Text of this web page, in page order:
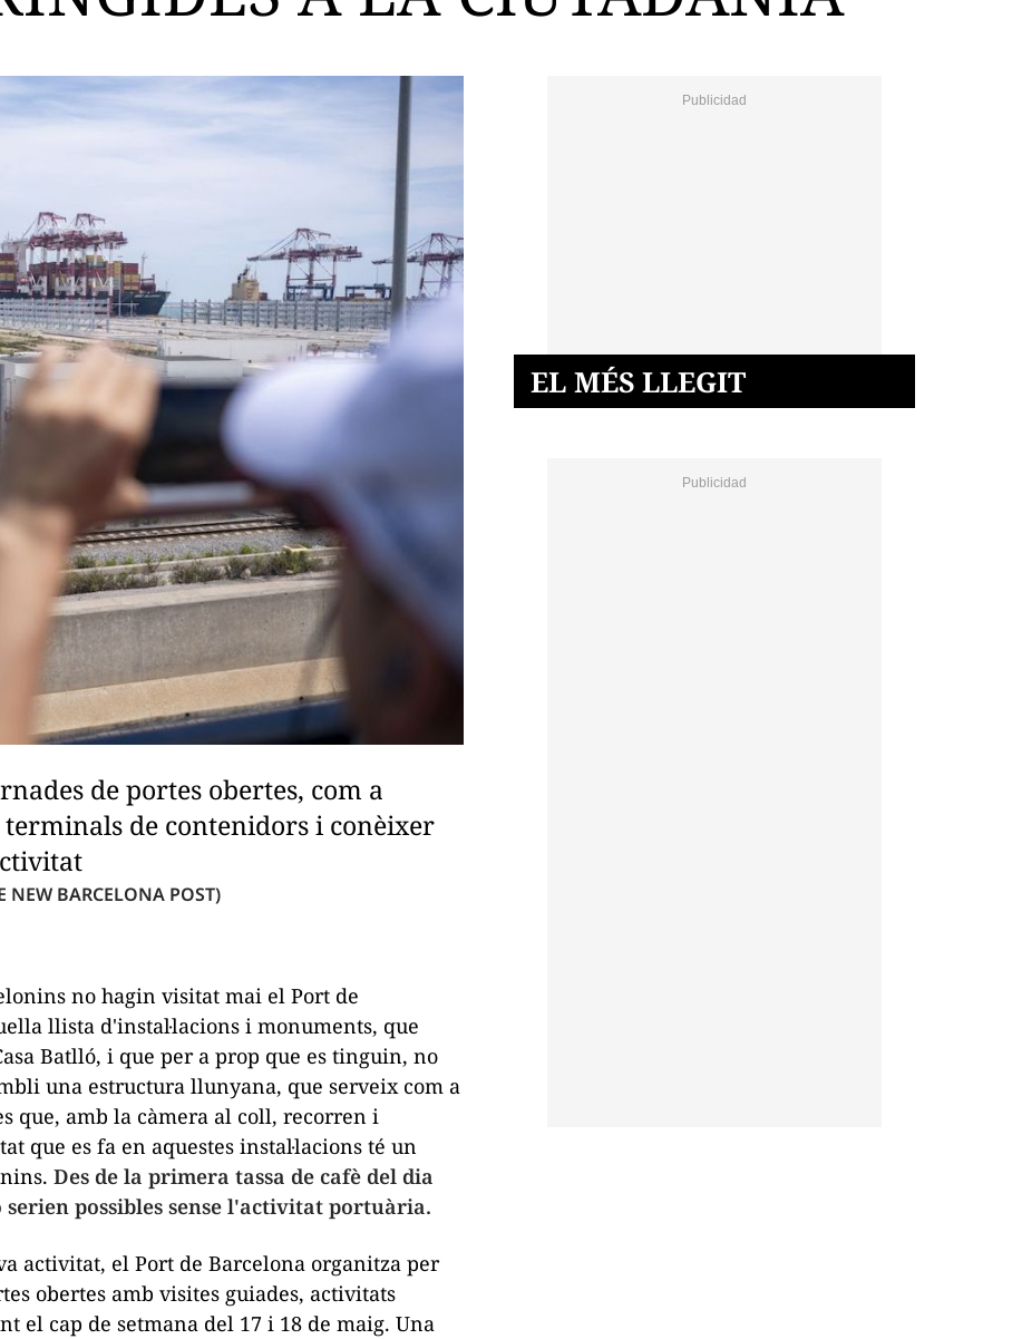
de portes obertes, com a
de contenidors i conèixer
NEW BARCELONA POST)
no hagin visitat mai el Port de
llista d'instal·lacions i monuments, que
Batlló, i que per a prop que es tinguin, no
una estructura llunyana, que serveix com a
que, amb la càmera al coll, recorren i
que es fa en aquestes instal·lacions té un
Des de la primera tassa de cafè del dia
serien possibles sense l'activitat portuària.
activitat, el Port de Barcelona organitza per
obertes amb visites guiades, activitats
el cap de setmana del 17 i 18 de maig. Una
EL MÉS LLEGIT